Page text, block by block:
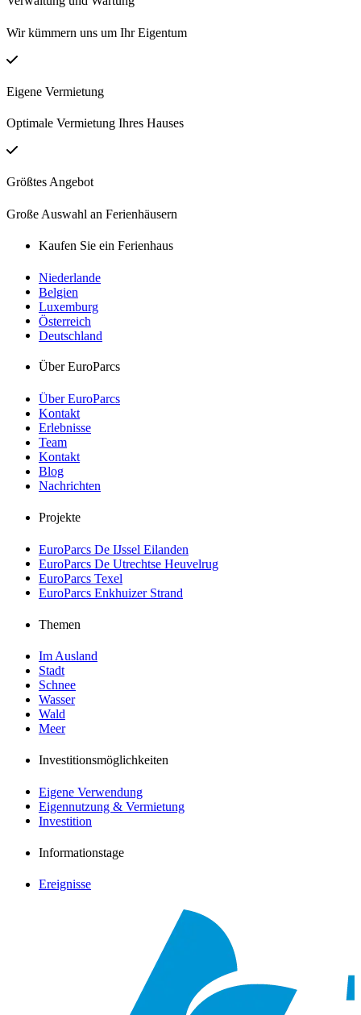
Wir kümmern uns um Ihr Eigentum
Eigene Vermietung
Optimale Vermietung Ihres Hauses
Größtes Angebot
Große Auswahl an Ferienhäusern
Kaufen Sie ein Ferienhaus
Niederlande
Belgien
Luxemburg
Österreich
Deutschland
Über EuroParcs
Über EuroParcs
Kontakt
Erlebnisse
Team
Kontakt
Blog
Nachrichten
Projekte
EuroParcs De IJssel Eilanden
EuroParcs De Utrechtse Heuvelrug
EuroParcs Texel
EuroParcs Enkhuizer Strand
Themen
Im Ausland
Stadt
Schnee
Wasser
Wald
Meer
Investitionsmöglichkeiten
Eigene Verwendung
Eigennutzung & Vermietung
Investition
Informationstage
Ereignisse